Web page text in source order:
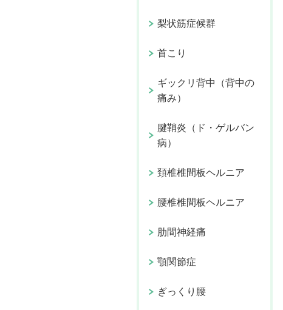
梨状筋症候群
首こり
ギックリ背中（背中の
痛み）
腱鞘炎（ド・ゲルバン
病）
頚椎椎間板ヘルニア
腰椎椎間板ヘルニア
肋間神経痛
顎関節症
ぎっくり腰